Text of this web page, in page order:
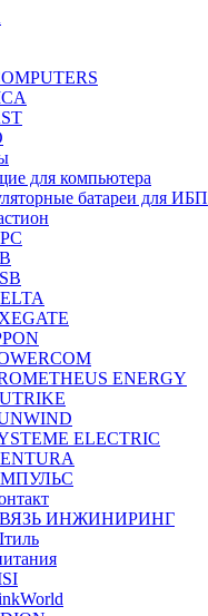
для компьютера
батареи для ИБП
ENERGY
ELECTRIC
ИНЖИНИРИНГ